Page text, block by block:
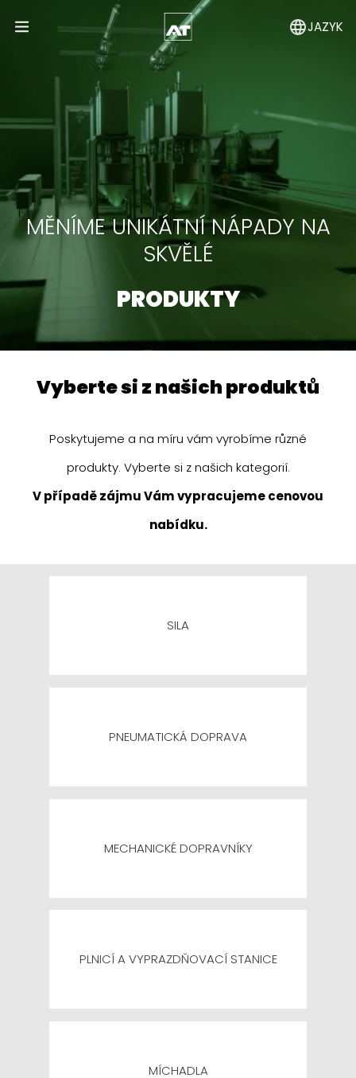
Open Menu JAZYK
MĚNÍME UNIKÁTNÍ NÁPADY NA
SKVĚLÉ
PRODUKTY
vyberte si z našich produktů
Poskytujeme a na míru vám vyrobíme různé
produkty. Vyberte si z našich kategorií.
V případě zájmu Vám vypracujeme cenovou
nabídku.
SILA
PNEUMATICKÁ DOPRAVA
MECHANICKÉ DOPRAVNÍKY
PLNICÍ A VYPRAZDŇOVACÍ STANICE
MÍCHADLA